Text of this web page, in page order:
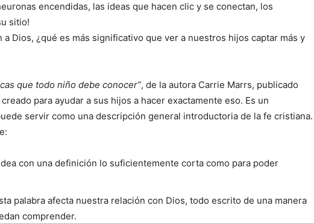
encendidas, las ideas que hacen clic y se conectan, los
sitio!
a Dios, ¿qué es más significativo que ver a nuestros hijos captar más y
que todo niño debe conocer”, de la autora Carrie Marrs, publicado
para ayudar a sus hijos a hacer exactamente eso. Es un
servir como una descripción general introductoria de la fe cristiana.
con una definición lo suficientemente corta como para poder
palabra afecta nuestra relación con Dios, todo escrito de una manera
comprender.